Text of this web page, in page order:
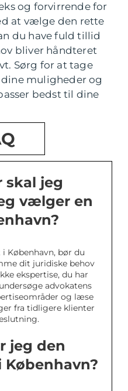
og forvirrende for
at vælge den rette
du have fuld tillid
bliver håndteret
Sørg for at tage
muligheder og
bedst til dine
skal jeg
vælger en
København, bør du
dit juridiske behov
ekspertise, du har
advokatens
og læse
fra tidligere klienter
jeg den